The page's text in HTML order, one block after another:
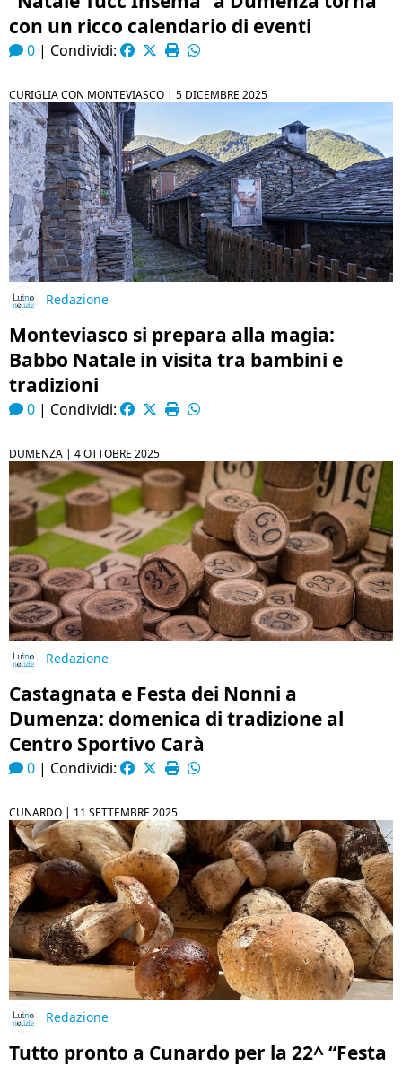
con un ricco calendario di eventi
0 | Condividi:
CURIGLIA CON MONTEVIASCO | 5 DICEMBRE 2025
Redazione
Monteviasco si prepara alla magia:
Babbo Natale in visita tra bambini e
tradizioni
0 | Condividi:
DUMENZA | 4 OTTOBRE 2025
Redazione
Castagnata e Festa dei Nonni a
Dumenza: domenica di tradizione al
Centro Sportivo Carà
0 | Condividi:
CUNARDO | 11 SETTEMBRE 2025
Redazione
Tutto pronto a Cunardo per la 22^ “Festa